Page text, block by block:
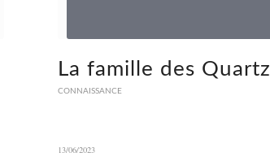
La famille des Quartz
CONNAISSANCE
13/06/2023